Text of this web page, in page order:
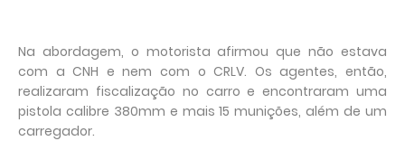
Na abordagem, o motorista afirmou que não estava
com a CNH e nem com o CRLV. Os agentes, então,
realizaram fiscalização no carro e encontraram uma
pistola calibre 380mm e mais 15 munições, além de um
carregador.